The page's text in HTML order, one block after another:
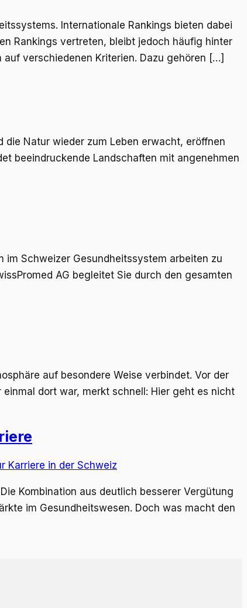
Internationale Rankings bieten dabei
Rankings vertreten, bleibt jedoch häufig hinter
verschiedenen Kriterien. Dazu gehören […]
die Natur wieder zum Leben erwacht, eröffnen
beeindruckende Landschaften mit angenehmen
Schweizer Gesundheitssystem arbeiten zu
AG begleitet Sie durch den gesamten
auf besondere Weise verbindet. Vor der
dort war, merkt schnell: Hier geht es nicht
Kombination aus deutlich besserer Vergütung
im Gesundheitswesen. Doch was macht den